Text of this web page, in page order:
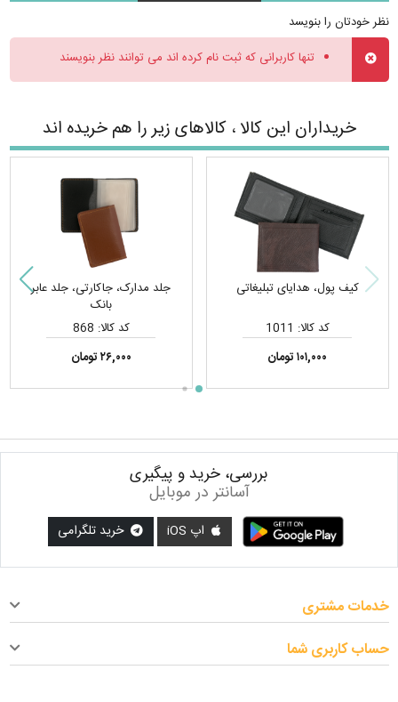
نظر خودتان را بنویسد
تنها کاربرانی که ثبت نام کرده اند می توانند نظر بنویسند
خریداران این کالا ، کالاهای زیر را هم خریده اند
کیف پول، هدایای تبلیغاتی
کد کالا: 1011
۱۰۱,۰۰۰ تومان
جلد مدارک، جاکارتی، جلد عابر
بانک
کد کالا: 868
۲۶,۰۰۰ تومان
بررسی، خرید و پیگیری
آسانتر در موبایل
اپ iOS خرید تلگرامی
خدمات مشتری
حساب کاربری شما